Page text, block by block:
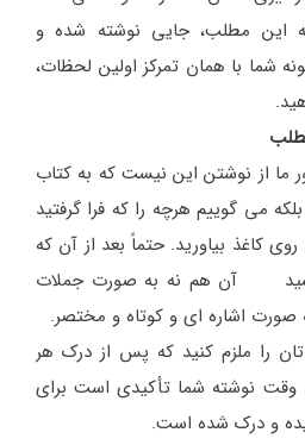
این مطلب، جایی نوشته شده و
شما با همان تمرکز اولین لحظات،
ما از نوشتن این نیست که به کتاب
می گوییم هرچه را که فرا گرفتید
کاغذ بیاورید. حتماً بعد از آن که
آن هم نه به صورت جملات
صورت اشاره ای و کوتاه و مختصر.
را ملزم کنید که پس از درک هر
نوشته شما تأکیدی است برای
و درک شده است.